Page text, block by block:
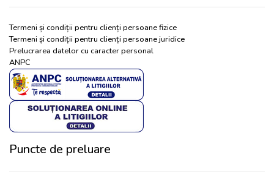
Termeni și condiții pentru clienți persoane fizice
Termeni și condiții pentru clienți persoane juridice
Prelucrarea datelor cu caracter personal
ANPC
Puncte de preluare